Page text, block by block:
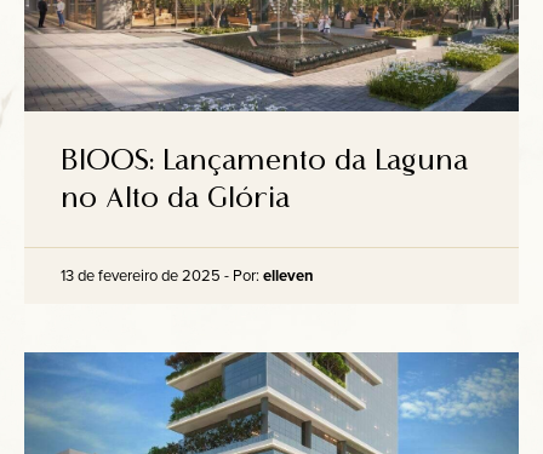
BIOOS: Lançamento da Laguna
no Alto da Glória
13 de fevereiro de 2025 - Por: elleven